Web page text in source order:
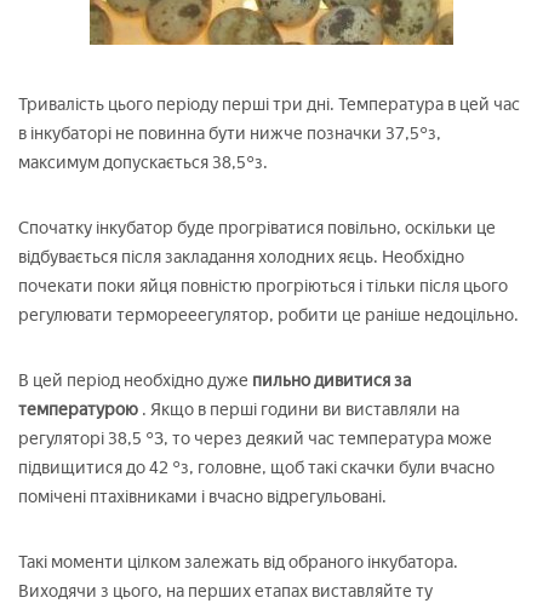
Тривалість цього періоду перші три дні. Температура в цей час
в інкубаторі не повинна бути нижче позначки 37,5°з,
максимум допускається 38,5°з.
Спочатку інкубатор буде прогріватися повільно, оскільки це
відбувається після закладання холодних яєць. Необхідно
почекати поки яйця повністю прогріються і тільки після цього
регулювати терморееегулятор, робити це раніше недоцільно.
В цей період необхідно дуже пильно дивитися за
температурою . Якщо в перші години ви виставляли на
регуляторі 38,5 °З, то через деякий час температура може
підвищитися до 42 °з, головне, щоб такі скачки були вчасно
помічені птахівниками і вчасно відрегульовані.
Такі моменти цілком залежать від обраного інкубатора.
Виходячи з цього, на перших етапах виставляйте ту